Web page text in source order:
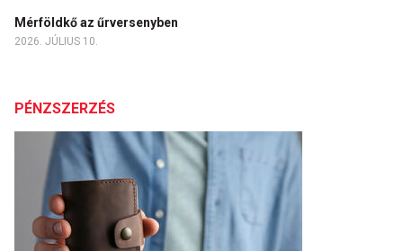
Mérföldkő az űrversenyben
2026. JÚLIUS 10.
PÉNZSZERZÉS